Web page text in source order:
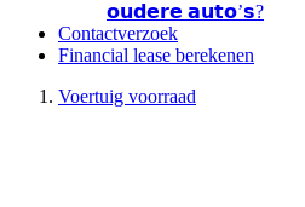
𝗼𝘂𝗱𝗲𝗿𝗲 𝗮𝘂𝘁𝗼’𝘀?
Contactverzoek
Financial lease berekenen
Voertuig voorraad